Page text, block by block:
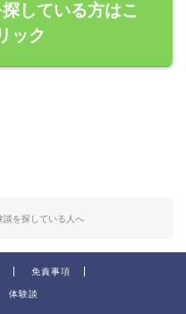
している方はこ
ック
談を探している人へ
免責事項
体験談